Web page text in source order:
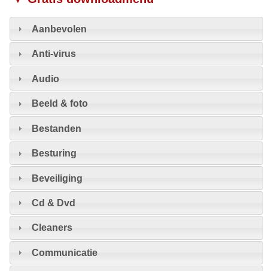
Aanbevolen
Anti-virus
Audio
Beeld & foto
Bestanden
Besturing
Beveiliging
Cd & Dvd
Cleaners
Communicatie